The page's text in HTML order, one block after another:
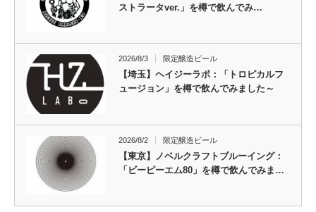
ストラータver.」を樽で飲んでみ…
2026/8/3 限定醸造ビール
【埼玉】ヘイジーラボ：「トロピカルフ
ュージョン」を樽で飲んでみました～
2026/8/2 限定醸造ビール
【東京】ノベルクラフトブルーイング：
「ビーピーエム80」を樽で飲んでみま…